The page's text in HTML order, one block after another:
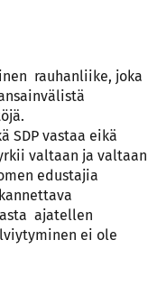
rauhanliike, joka
SDP vastaa eikä
valtaan ja valtaan
edustajia
ajatellen
ei ole